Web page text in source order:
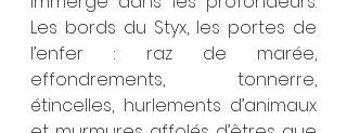
Les bords du Styx, les portes de
l’enfer : raz de marée,
effondrements, tonnerre,
étincelles, hurlements d’animaux